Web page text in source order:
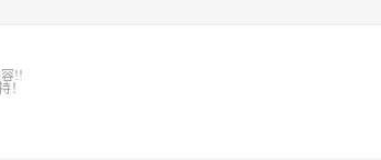
!!
！